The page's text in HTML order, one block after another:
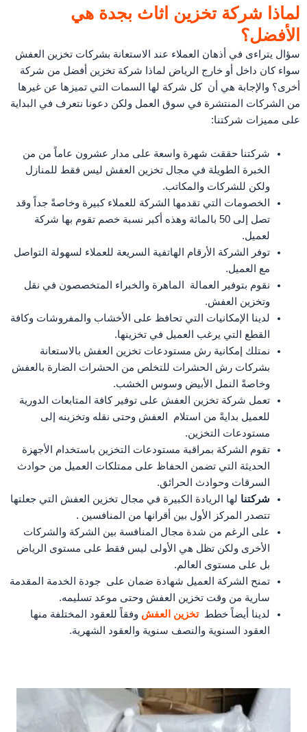
لماذا شركة تخزين اثاث بجدة هي
الأفضل؟
سؤال يتراءى في أذهان العملاء عند الاستعانة بشركات تخزين العفش
سواء كان داخل أو خارج الرياض لماذا شركة تخزين أفضل من شركة
أخرى؟ والإجابة هي أن كل شركة لها السمات التي تميزها عن غيرها
من الشركات المنتشرة في سوق العمل ولكن دعونا نتعرف في البداية
على مميزات شركتنا:
شركتنا حققت شهرة واسعة على مدار عشرون عاماً من من
الخبرة الطويلة في مجال تخزين العفش ليس فقط للمنازل
ولكن للشركات والمكاتب.
الخصومات التي تقدمها الشركة للعملاء كبيرة وخاصةً جداً وقد
تصل إلى 50 بالمائة وهذه أكبر نسبة خصم تقوم بها شركة
لعميل.
توفر الشركة الأرقام الهاتفية السريعة للعملاء لسهولة التواصل
مع العميل.
نقوم بتوفير العمالة الماهرة والخبراء المتخصصون في نقل
وتخزين العفش.
لدينا الإمكانيات التي تحافظ على الأخشاب والمفروشات وكافة
القطع التي يرغب العميل في تخزينها.
نمتلك إمكانية رش مستودعات تخزين العفش بالاستعانة
بشركات رش الحشرات للتخلص من الحشرات الضارة بالعفش
وخاصةً النمل الأبيض وسوس الخشب.
تعمل شركة تخزين العفش على توفير كافة المتابعات الدورية
للعميل بدايةً من استلام العفش وحتى نقله وتخزينه إلى
مستودعات التخزين.
تقوم الشركة بمراقبة مستودعات التخزين باستخدام الأجهزة
الحديثة التي تضمن الحفاظ على ممتلكات العميل من حوادث
السرقات وحوادث الحرائق.
شركتنا لها الريادة الكبيرة في مجال تخزين العفش التي جعلتها
تتصدر المركز الأول بين أقرانها من المنافسين .
على الرغم من شدة مجال المنافسة بين الشركة والشركات
الأخرى ولكن تظل هي الأولى ليس فقط على مستوى الرياض
بل على مستوى العالم.
تمنح الشركة العميل شهادة ضمان على جودة الخدمة المقدمة
سارية من وقت تخزين العفش وحتى موعد تسليمه.
لدينا أيضاً خططتخزين العفش وفقاً للعقود المختلفة منها
العقود السنوية والنصف سنوية والعقود الشهرية.